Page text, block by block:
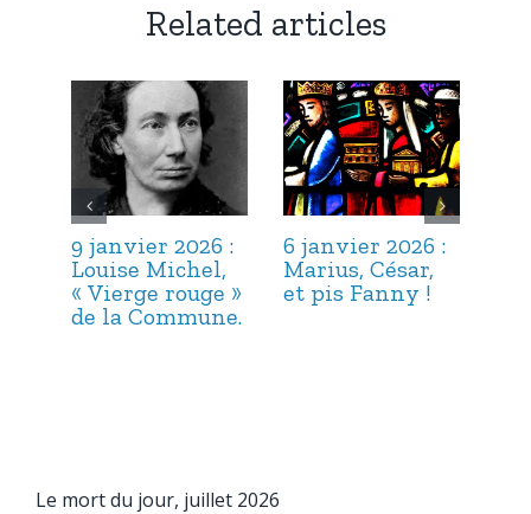
Related articles
9 janvier 2026 :
Louise Michel,
« Vierge rouge »
de la Commune.
6 janvier 2026 :
Marius, César,
et pis Fanny !
Le mort du jour, juillet 2026